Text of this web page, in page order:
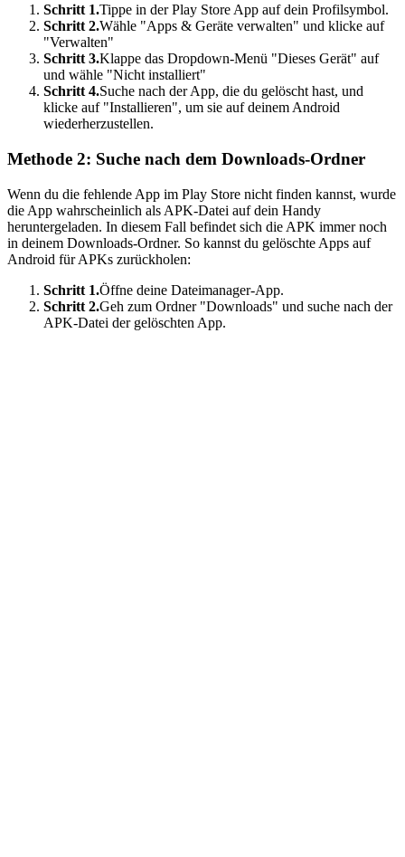
Schritt 1.Tippe in der Play Store App auf dein Profilsymbol.
Schritt 2.Wähle "Apps & Geräte verwalten" und klicke auf
"Verwalten"
Schritt 3.Klappe das Dropdown-Menü "Dieses Gerät" auf
und wähle "Nicht installiert"
Schritt 4.Suche nach der App, die du gelöscht hast, und
klicke auf "Installieren", um sie auf deinem Android
wiederherzustellen.
Methode 2: Suche nach dem Downloads-Ordner
Wenn du die fehlende App im Play Store nicht finden kannst, wurde
die App wahrscheinlich als APK-Datei auf dein Handy
heruntergeladen. In diesem Fall befindet sich die APK immer noch
in deinem Downloads-Ordner. So kannst du gelöschte Apps auf
Android für APKs zurückholen:
Schritt 1.Öffne deine Dateimanager-App.
Schritt 2.Geh zum Ordner "Downloads" und suche nach der
APK-Datei der gelöschten App.